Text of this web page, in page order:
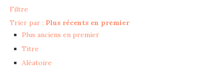
Filtre
Trier par : Plus récents en premier
Plus anciens en premier
Titre
Aléatoire